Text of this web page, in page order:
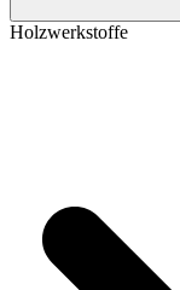
Holzwerkstoffe